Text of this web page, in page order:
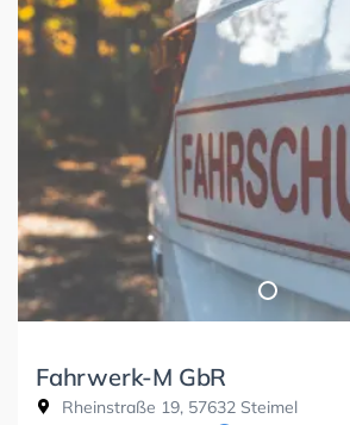
Fahrwerk-M GbR
Rheinstraße 19, 57632 Steimel